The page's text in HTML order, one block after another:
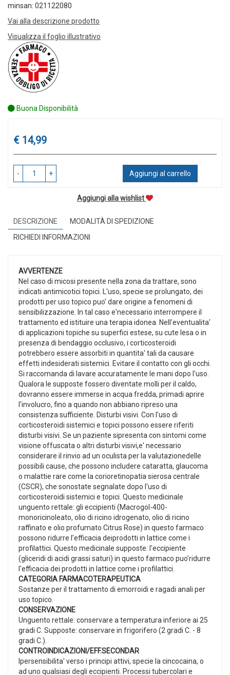
minsan: 021122080
Vai alla descrizione prodotto
Visualizza il foglio illustrativo
Buona Disponibilità
Prezzo
€ 14,99
- + Aggiungi al carrello
Aggiungi alla wishlist
DESCRIZIONE
MODALITÀ DI SPEDIZIONE
RICHIEDI INFORMAZIONI
AVVERTENZE
Nel caso di micosi presente nella zona da trattare, sono
indicati antimicotici topici. L'uso, specie se prolungato, dei
prodotti per uso topico puo' dare origine a fenomeni di
sensibilizzazione. In tal caso e'necessario interrompere il
trattamento ed istituire una terapia idonea. Nell'eventualita'
di applicazioni topiche su superfici estese, su cute lesa o in
presenza di bendaggio occlusivo, i corticosteroidi
potrebbero essere assorbiti in quantita' tali da causare
effetti indesiderati sistemici. Evitare il contatto con gli occhi.
Si raccomanda di lavare accuratamente le mani dopo l'uso.
Qualora le supposte fossero diventate molli per il caldo,
dovranno essere immerse in acqua fredda, primadi aprire
l'involucro, fino a quando non abbiano ripreso una
consistenza sufficiente. Disturbi visivi. Con l'uso di
corticosteroidi sistemici e topici possono essere riferiti
disturbi visivi. Se un paziente sipresenta con sintomi come
visione offuscata o altri disturbi visivi,e' necessario
considerare il rinvio ad un oculista per la valutazionedelle
possibili cause, che possono includere cataratta, glaucoma
o malattie rare come la corioretinopatia sierosa centrale
(CSCR), che sonostate segnalate dopo l'uso di
corticosteroidi sistemici e topici. Questo medicinale
unguento rettale: gli eccipienti (Macrogol-400-
monoricinoleato, olio di ricino idrogenato, olio di ricino
raffinato e olio profumato Citrus Rose) in questo farmaco
possono ridurre l'efficacia deiprodotti in lattice come i
profilattici. Questo medicinale supposte: l'eccipiente
(gliceridi di acidi grassi saturi) in questo farmaco puo'ridurre
l'efficacia dei prodotti in lattice come i profilattici.
CATEGORIA FARMACOTERAPEUTICA
Sostanze per il trattamento di emorroidi e ragadi anali per
uso topico.
CONSERVAZIONE
Unguento rettale: conservare a temperatura inferiore ai 25
gradi C. Supposte: conservare in frigorifero (2 gradi C. - 8
gradi C.).
CONTROINDICAZIONI/EFF.SECONDAR
Ipersensibilita' verso i principi attivi, specie la cincocaina, o
ad uno qualsiasi degli eccipienti. Processi tubercolari e